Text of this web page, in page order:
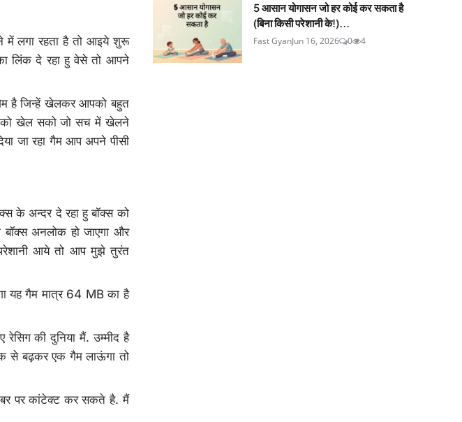
में लगा रहता है तो आइये शुरू
लिंक दे रहा हु वेसे तो आपने
है जिन्हें खेलकर आपको बहुत
को खेल सको जो सच में खेलने
जा रहा गैम आप अपने पीसी
के अन्दर दे रहा हु बॉक्स को
अनलोक हो जाएगा और
आये तो आप मुझे तुरंत
गैम मात्र 64 MB का है
की दुनिया मैं. उम्मीद है
बढ़कर एक गैम लाऊंगा तो
पर कांटेक्ट कर सकते है. मैं
5 आसान योगासन जो हर कोई कर सकता है
(बिना किसी परेशानी के!)...
Fast GyanJun 16, 2026 0 4